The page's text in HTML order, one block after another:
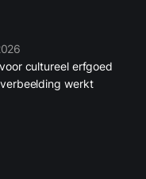
cultureel erfgoed
werkt